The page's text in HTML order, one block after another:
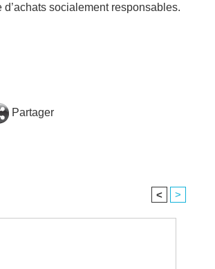
socialement responsables.
Partager
< >